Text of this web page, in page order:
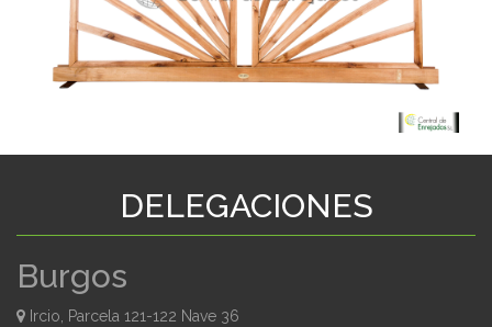
DELEGACIONES
Burgos
Ircio, Parcela 121-122 Nave 36